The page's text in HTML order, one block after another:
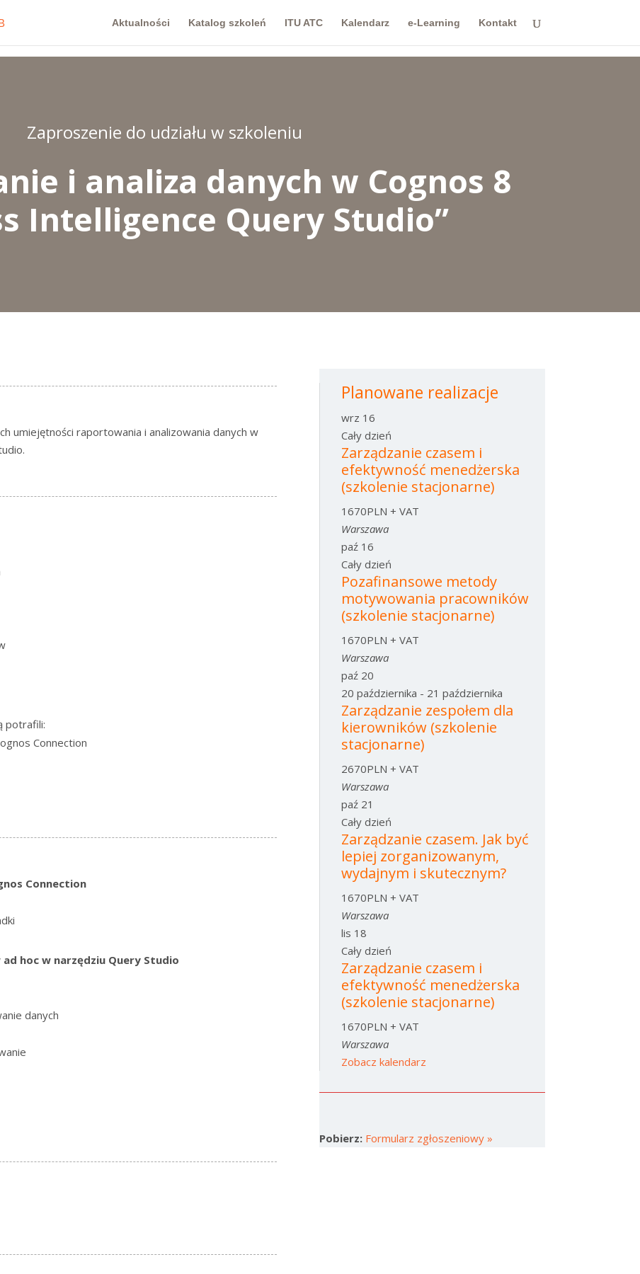
Aktualności Katalog szkoleń ITU ATC Kalendarz e-Learning Kontakt
Zaproszenie do udziału w szkoleniu
i analiza danych w Cognos 8
Intelligence Query Studio”
umiejętności raportowania i analizowania danych w
potrafili:
Connection
Connection
hoc w narzędziu Query Studio
danych
Planowane realizacje
wrz 16
Cały dzień
Zarządzanie czasem i
efektywność menedżerska
(szkolenie stacjonarne)
1670PLN + VAT
Warszawa
paź 16
Cały dzień
Pozafinansowe metody
motywowania pracowników
(szkolenie stacjonarne)
1670PLN + VAT
Warszawa
paź 20
20 października - 21 października
Zarządzanie zespołem dla
kierowników (szkolenie
stacjonarne)
2670PLN + VAT
Warszawa
paź 21
Cały dzień
Zarządzanie czasem. Jak być
lepiej zorganizowanym,
wydajnym i skutecznym?
1670PLN + VAT
Warszawa
lis 18
Cały dzień
Zarządzanie czasem i
efektywność menedżerska
(szkolenie stacjonarne)
1670PLN + VAT
Warszawa
Zobacz kalendarz
Pobierz: Formularz zgłoszeniowy »